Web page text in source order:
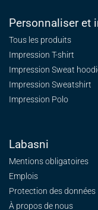
Personnaliser et
Tous les produits
Impression T-shirt
Impression Sweat
Impression Sweatshirt
Impression Polo
Labasni
Mentions obligatoires
Emplois
Protection des données
À propos de nous